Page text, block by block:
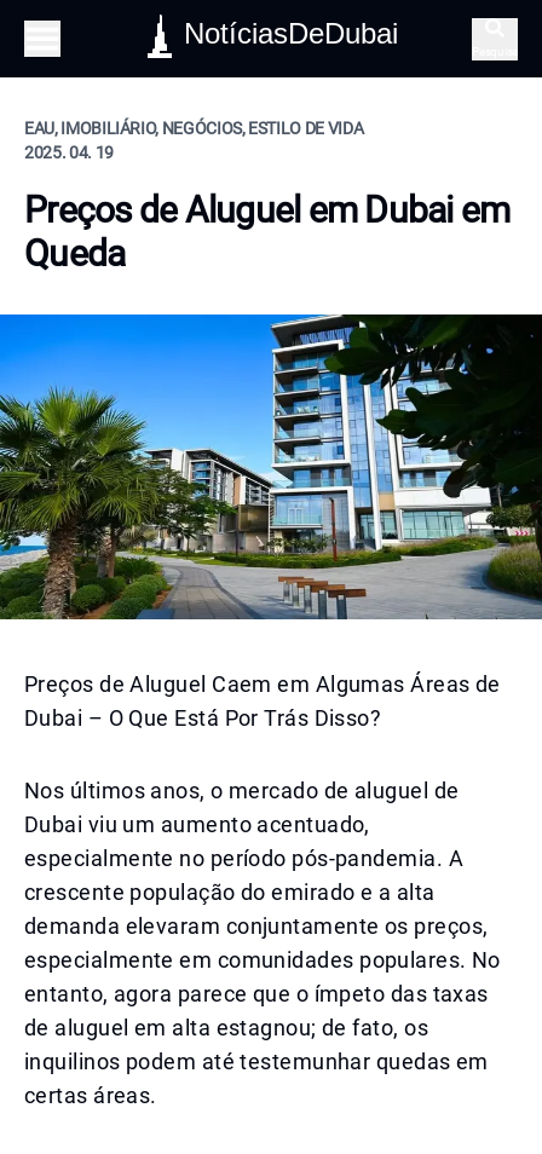
NotíciasDeDubai
EAU, IMOBILIÁRIO, NEGÓCIOS, ESTILO DE VIDA
2025. 04. 19
Preços de Aluguel em Dubai em
Queda
Preços de Aluguel Caem em Algumas Áreas de
Dubai – O Que Está Por Trás Disso?
Nos últimos anos, o mercado de aluguel de
Dubai viu um aumento acentuado,
especialmente no período pós-pandemia. A
crescente população do emirado e a alta
demanda elevaram conjuntamente os preços,
especialmente em comunidades populares. No
entanto, agora parece que o ímpeto das taxas
de aluguel em alta estagnou; de fato, os
inquilinos podem até testemunhar quedas em
certas áreas.